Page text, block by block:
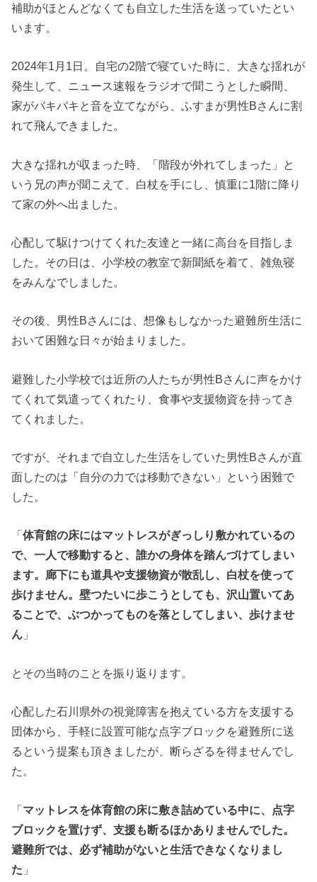
補助がほとんどなくても自立した生活を送っていたとい
います。
2024年1月1日。自宅の2階で寝ていた時に、大きな揺れが
発生して、ニュース速報をラジオで聞こうとした瞬間、
家がバキバキと音を立てながら、ふすまが男性Bさんに割
れて飛んできました。
大きな揺れが収まった時、「階段が外れてしまった」と
いう兄の声が聞こえて、白杖を手にし、慎重に1階に降り
て家の外へ出ました。
心配して駆けつけてくれた友達と一緒に高台を目指しま
した。その日は、小学校の教室で新聞紙を着て、雑魚寝
をみんなでしました。
その後、男性Bさんには、想像もしなかった避難所生活に
おいて困難な日々が始まりました。
避難した小学校では近所の人たちが男性Bさんに声をかけ
てくれて気遣ってくれたり、食事や支援物資を持ってき
てくれました。
ですが、それまで自立した生活をしていた男性Bさんが直
面したのは「自分の力では移動できない」という困難で
した。
「体育館の床にはマットレスがぎっしり敷かれているの
で、一人で移動すると、誰かの身体を踏んづけてしまい
ます。廊下にも道具や支援物資が散乱し、白杖を使って
歩けません。壁つたいに歩こうとしても、沢山置いてあ
ることで、ぶつかってものを落としてしまい、歩けませ
ん 」
とその当時のことを振り返ります。
心配した石川県外の視覚障害を抱えている方を支援する
団体から、手軽に設置可能な点字ブロックを避難所に送
るという提案も頂きましたが、断らざるを得ませんでし
た。
「マットレスを体育館の床に敷き詰めている中に、点字
ブロックを置けず、支援も断るほかありませんでした。
避難所では、必ず補助がないと生活できなくなりまし
た 」